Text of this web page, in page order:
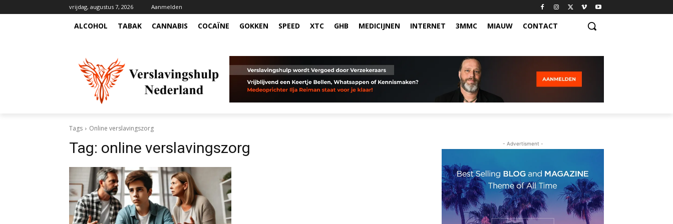
vrijdag, augustus 7, 2026 Aanmelden
ALCOHOL TABAK CANNABIS COCAÏNE GOKKEN SPEED XTC GHB MEDICIJNEN INTERNET 3MMC MIAUW CONTACT
Tags Online verslavingszorg
Tag: online verslavingszorg - Advertisment -